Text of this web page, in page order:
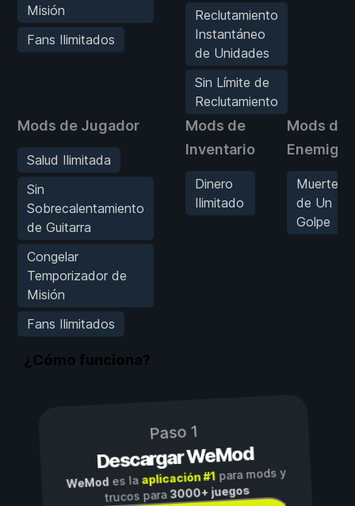
Misión
Fans Ilimitados
Reclutamiento
Instantáneo
de Unidades
Sin Límite de
Reclutamiento
Mods de Jugador
Salud Ilimitada
Sin
Sobrecalentamiento
de Guitarra
Congelar
Temporizador de
Misión
Fans Ilimitados
Mods de
Inventario
Dinero
Ilimitado
Mods de
Enemigos
Muertes
de Un
Golpe
¿Cómo funciona?
Paso 1
Descargar WeMod
WeMod es la aplicación #1para mods y
trucos para3000+ juegos